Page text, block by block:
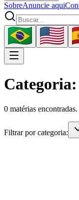
SobreAnuncie aqui
0 matérias encontradas.
Filtrar por categoria: